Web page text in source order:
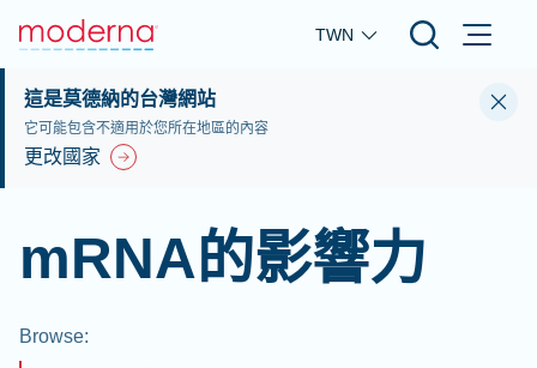
Skip to main content
TWN
這是莫德納的台灣網站
它可能包含不適用於您所在地區的內容
更改國家
mRNA的影響力
Browse: